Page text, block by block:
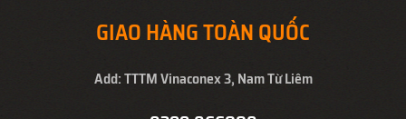
GIAO HÀNG TOÀN QUỐC
Add: TTTM Vinaconex 3, Nam Từ Liêm